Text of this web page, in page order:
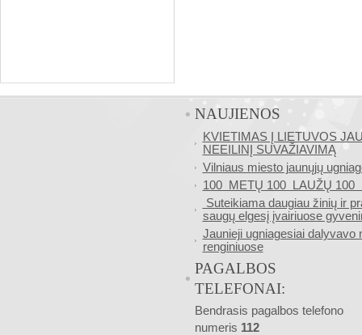
NAUJIENOS
KVIETIMAS Į LIETUVOS
NEEILINĮ SUVAŽIAVIMĄ
Vilniaus miesto jaunųjų
100 METŲ 100 LAUŽŲ 100
Suteikiama daugiau žinių ir
saugų elgesį įvairiuose
Jaunieji ugniagesiai dalyvavo
renginiuose
PAGALBOS
TELEFONAI:
Bendrasis pagalbos telefono
numeris 112